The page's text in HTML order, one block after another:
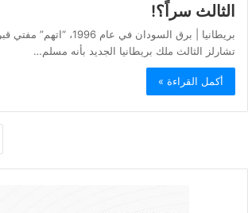
الثالث سراً؟!
بريطانيا | برق السودان في
تشارلز الثالث ملك بريطانيا الجديد بأنه مسلم…
أكمل القراءة »